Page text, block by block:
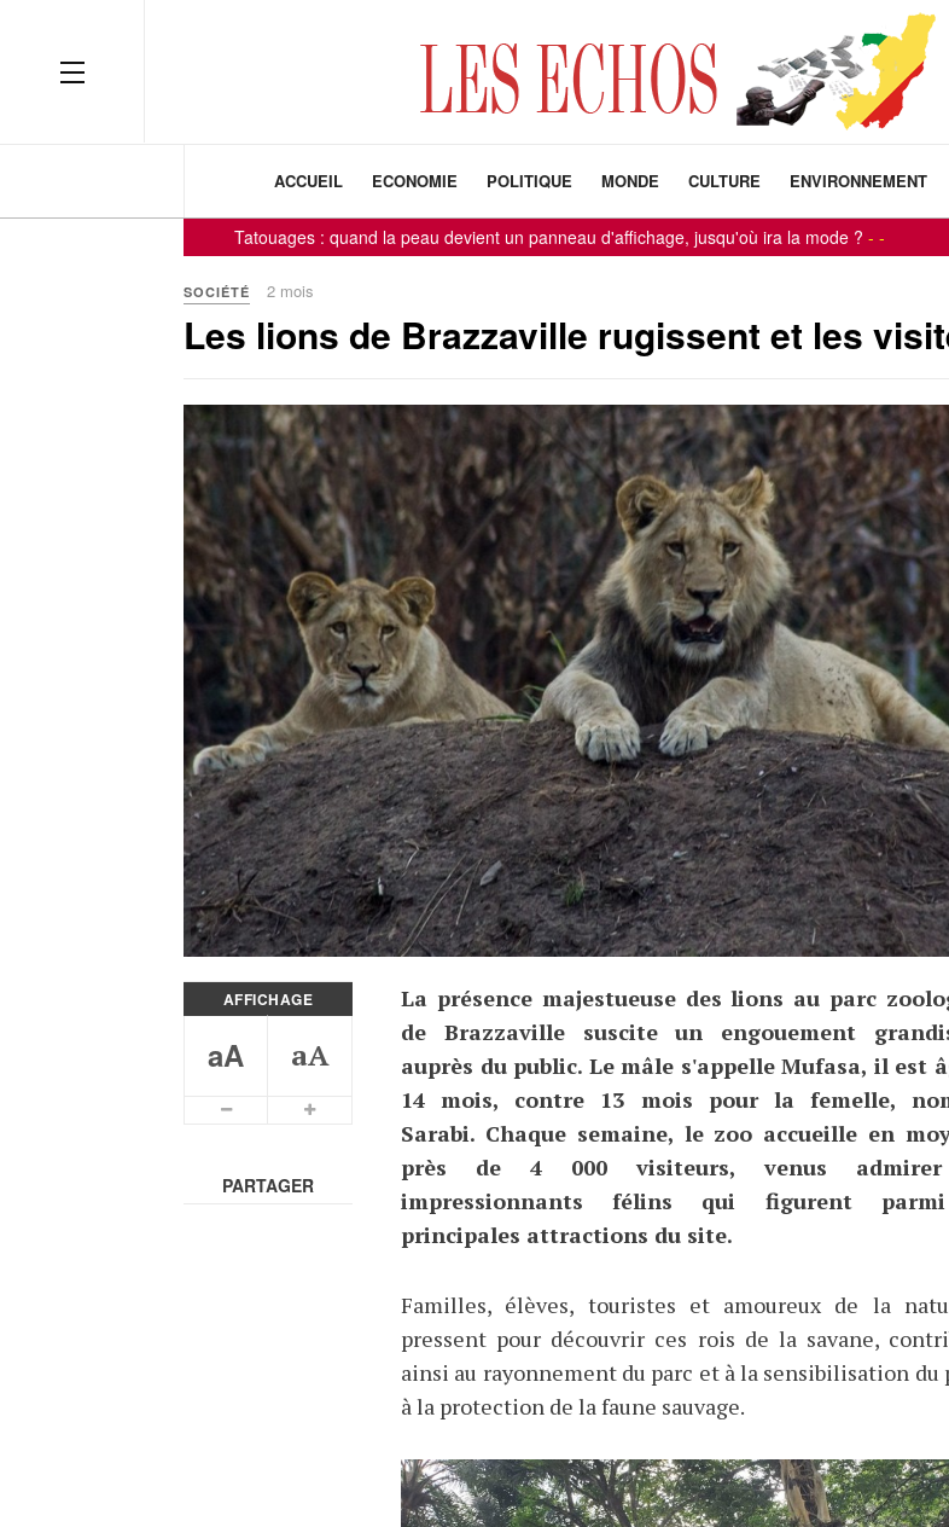
ACCUEIL ECONOMIE POLITIQUE MONDE CULTURE ENVIRONNEMENT
Tatouages : quand la peau devient un panneau d'affichage, jusqu'où ira la mode ? - -
SOCIÉTÉ 2 mois
Les lions de Brazzaville rugissent et les
AFFICHAGE
aA aA
PARTAGER
La présence majestueuse des lions au parc
de Brazzaville suscite un engouement
auprès du public. Le mâle s'appelle Mufasa, il est
14 mois, contre 13 mois pour la femelle,
Sarabi. Chaque semaine, le zoo accueille en
près de 4 000 visiteurs, venus
impressionnants félins qui figurent
principales attractions du site.
Familles, élèves, touristes et amoureux de la
pressent pour découvrir ces rois de la savane,
ainsi au rayonnement du parc et à la sensibilisation du
à la protection de la faune sauvage.